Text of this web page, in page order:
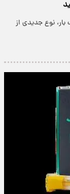
نوع جدیدی از